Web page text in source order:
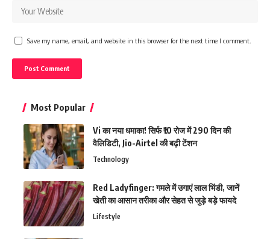
Save my name, email, and website in this browser for the next time I comment.
Most Popular
Vi का नया धमाका! सिर्फ ₹10 रोज में 290 दिन की
वैलिडिटी, Jio-Airtel की बढ़ी टेंशन
Technology
Red Ladyfinger: गमले में उगाएं लाल भिंडी, जानें
खेती का आसान तरीका और सेहत से जुड़े बड़े फायदे
Lifestyle